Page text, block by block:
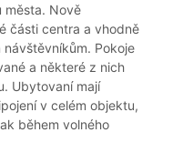
města. Nově
části centra a vhodně
Pokoje
a některé z nich
Ubytovaní mají
v celém objektu,
během volného